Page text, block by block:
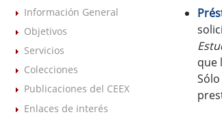
Información General
Objetivos
Servicios
Colecciones
Publicaciones del CEEX
Enlaces de interés
que